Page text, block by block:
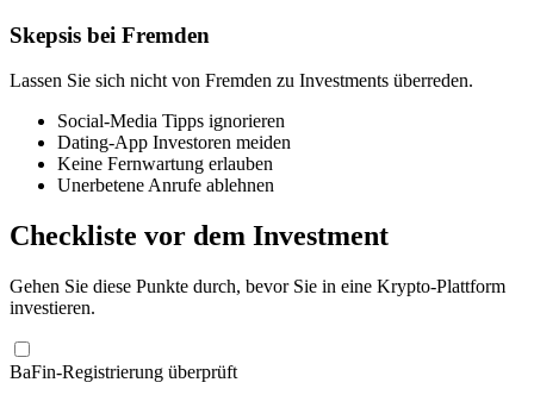
Skepsis bei Fremden
Lassen Sie sich nicht von Fremden zu Investments überreden.
Social-Media Tipps ignorieren
Dating-App Investoren meiden
Keine Fernwartung erlauben
Unerbetene Anrufe ablehnen
Checkliste vor dem Investment
Gehen Sie diese Punkte durch, bevor Sie in eine Krypto-Plattform
investieren.
BaFin-Registrierung überprüft